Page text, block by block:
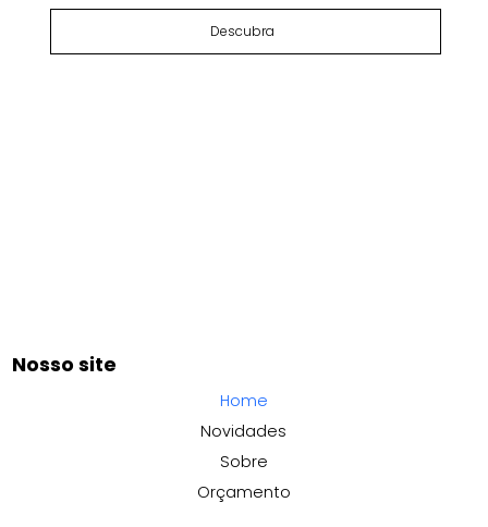
Descubra
Nosso site
Home
Novidades
Sobre
Orçamento